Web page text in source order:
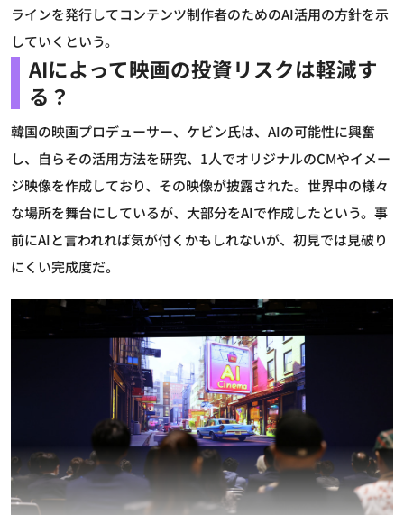
ラインを発行してコンテンツ制作者のためのAI活用の方針を示
していくという。
AIによって映画の投資リスクは軽減す
る？
韓国の映画プロデューサー、ケビン氏は、AIの可能性に興奮
し、自らその活用方法を研究、1人でオリジナルのCMやイメー
ジ映像を作成しており、その映像が披露された。世界中の様々
な場所を舞台にしているが、大部分をAIで作成したという。事
前にAIと言われれば気が付くかもしれないが、初見では見破り
にくい完成度だ。